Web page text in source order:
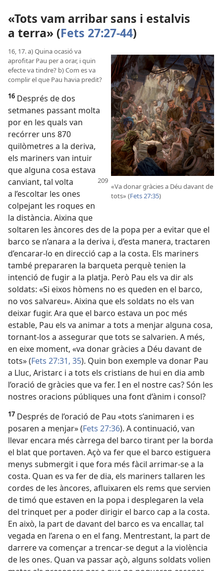
«Tots vam arribar sans i estalvis
a terra» (Fets 27:27-44)
«Va donar gràcies a Déu davant de
tots» (Fets 27:35)
16, 17. a) Quina ocasió va
aprofitar Pau per a orar, i quin
efecte va tindre? b) Com es va
complir el que Pau havia predit?
16 Després de dos
setmanes passant molta
por en les quals van
recórrer uns 870
quilòmetres a la deriva,
els mariners van intuir
que alguna cosa estava
canviant, tal volta
a l’escoltar les ones
colpejant les roques en
la distància. Aixina que
soltaren les àncores des de la popa per a evitar que el
barco se n’anara a la deriva i, d’esta manera, tractaren
d’encarar-lo en direcció cap a la costa. Els mariners
també prepararen la barqueta perquè tenien la
intenció de fugir a la platja. Però Pau els va dir als
soldats: «Si eixos hòmens no es queden en el barco,
no vos salvareu». Aixina que els soldats no els van
deixar fugir. Ara que el barco estava un poc més
estable, Pau els va animar a tots a menjar alguna cosa,
tornant-los a assegurar que tots se salvarien. A més,
en eixe moment, «va donar gràcies a Déu davant de
tots» (Fets 27:31, 35). Quin bon exemple va donar Pau
a Lluc, Aristarc i a tots els cristians de hui en dia amb
l’oració de gràcies que va fer. I en el nostre cas? Són les
nostres oracions públiques una font d’ànim i consol?
17 Després de l’oració de Pau «tots s’animaren i es
posaren a menjar» (Fets 27:36). A continuació, van
llevar encara més càrrega del barco tirant per la borda
el blat que portaven. Açò va fer que el barco estiguera
menys submergit i que fora més fàcil arrimar-se a la
costa. Quan es va fer de dia, els mariners tallaren les
cordes de les àncores, afluixaren els rems que servien
de timó que estaven en la popa i desplegaren la vela
del trinquet per a poder dirigir el barco cap a la costa.
En això, la part de davant del barco es va encallar, tal
vegada en l’arena o en el fang. Mentrestant, la part de
darrere va començar a trencar-se degut a la violència
de les ones. Quan va passar açò, alguns soldats volien